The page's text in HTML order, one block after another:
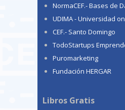
NormaCEF.- Bases de
UDIMA - Universidad
CEF.- Santo Domingo
TodoStartups
Puromarketing
Fundación HERGAR
Libros Gratis